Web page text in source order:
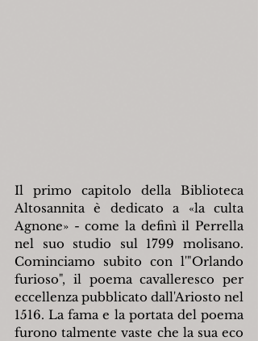
Il primo capitolo della Biblioteca
Altosannita è dedicato a «la culta
Agnone» - come la definì il Perrella
nel suo studio sul 1799 molisano.
Cominciamo subito con l'"Orlando
furioso", il poema cavalleresco per
eccellenza pubblicato dall'Ariosto nel
1516. La fama e la portata del poema
furono talmente vaste che la sua eco